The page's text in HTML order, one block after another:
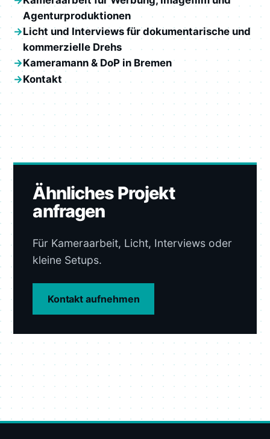
Agenturproduktionen
Licht und Interviews für dokumentarische und
kommerzielle Drehs
Kameramann & DoP in Bremen
Kontakt
Ähnliches Projekt
anfragen
Für Kameraarbeit, Licht, Interviews oder
kleine Setups.
Kontakt aufnehmen